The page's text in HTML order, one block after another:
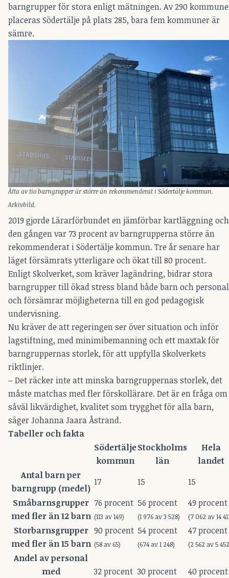
barngrupper för stora enligt mätningen. Av 290
placeras Södertälje på plats 285, bara fem kommuner är
sämre.
Åtta av tio barngrupper är större än rekommenderat i Södertälje kommun.
Arkivbild.
2019 gjorde Lärarförbundet en jämförbar kartläggning och
den gången var 73 procent av barngrupperna större än
rekommenderat i Södertälje kommun. Tre år senare har
läget försämrats ytterligare och ökat till 80 procent.
Enligt Skolverket, som kräver lagändring, bidrar stora
barngrupper till ökad stress bland både barn och personal
och försämrar möjligheterna till en god pedagogisk
undervisning.
Nu kräver de att regeringen ser över situation och inför
lagstiftning, med minimibemanning och ett maxtak för
barngruppernas storlek, för att uppfylla Skolverkets
riktlinjer.
– Det räcker inte att minska barngruppernas storlek, det
måste matchas med fler förskollärare. Det är en fråga om
såväl likvärdighet, kvalitet som trygghet för alla barn,
säger Johanna Jaara Åstrand.
Tabeller och fakta
Södertälje
kommun
Stockholms
län
Hela
landet
Antal barn per
barngrupp (medel)
17 15
15
Småbarnsgrupper
med fler än 12 barn
76 procent
(113 av 149)
56 procent
(1 976 av 3 528)
49 procent
(7 062 av 14
Storbarnsgrupper
med fler än 15 barn
90 procent
(58 av 65)
54 procent
(674 av 1 248)
47 procent
(2 562 av 5
Andel av personal
med
32 procent 30 procent 40 procent